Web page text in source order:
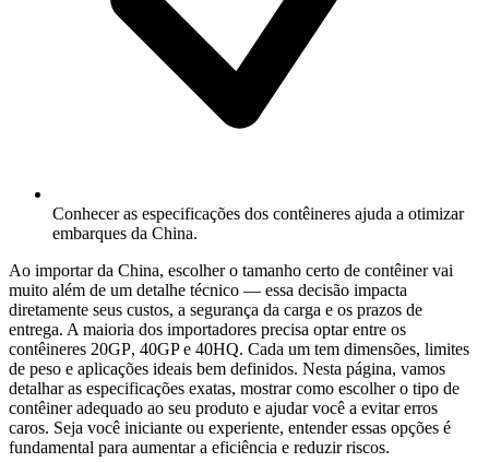
Conhecer as especificações dos contêineres ajuda a otimizar
embarques da China.
Ao importar da China, escolher o tamanho certo de contêiner vai
muito além de um detalhe técnico — essa decisão impacta
diretamente seus custos, a segurança da carga e os prazos de
entrega. A maioria dos importadores precisa optar entre os
contêineres 20GP, 40GP e 40HQ. Cada um tem dimensões, limites
de peso e aplicações ideais bem definidos. Nesta página, vamos
detalhar as especificações exatas, mostrar como escolher o tipo de
contêiner adequado ao seu produto e ajudar você a evitar erros
caros. Seja você iniciante ou experiente, entender essas opções é
fundamental para aumentar a eficiência e reduzir riscos.